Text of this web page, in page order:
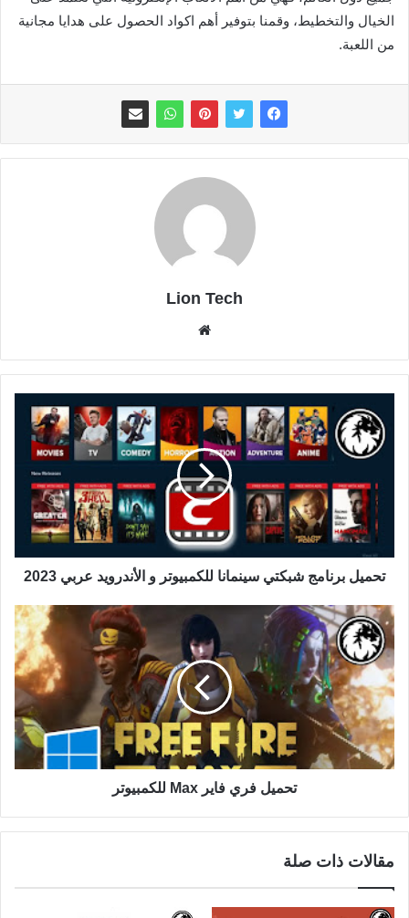
الخيال والتخطيط، وقمنا بتوفير أهم اكواد الحصول على هدايا مجانية
من اللعبة.
Lion Tech
تحميل برنامج شبكتي سينمانا للكمبيوتر و الأندرويد عربي 2023
تحميل فري فاير Max للكمبيوتر
مقالات ذات صلة